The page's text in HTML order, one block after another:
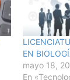
EN
mayo 18,
En